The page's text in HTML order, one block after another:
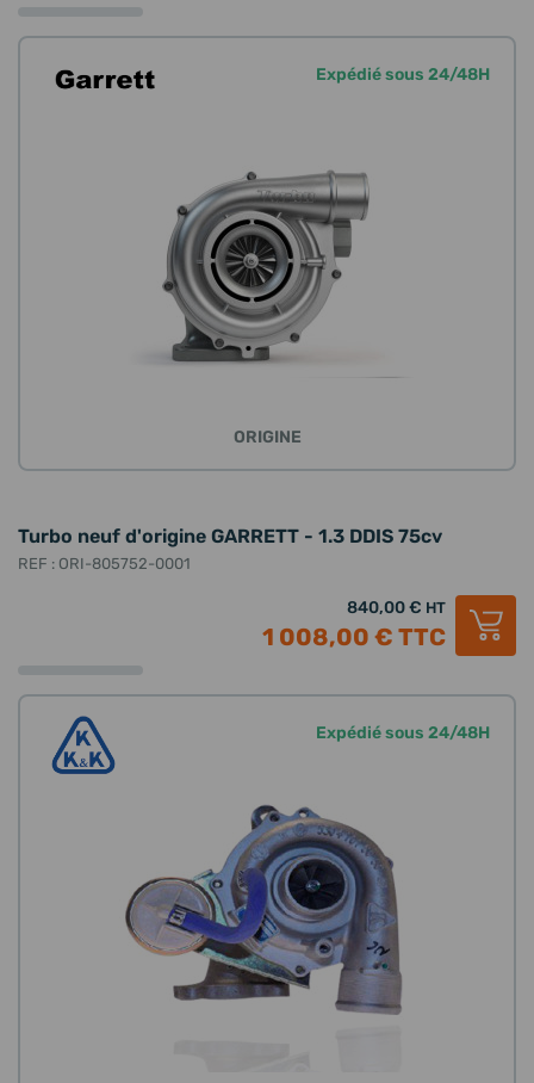
Expédié sous 24/48H
ORIGINE
Turbo neuf d'origine GARRETT - 1.3 DDIS 75cv
REF : ORI-805752-0001
840,00 € HT
1 008,00 € TTC
Expédié sous 24/48H